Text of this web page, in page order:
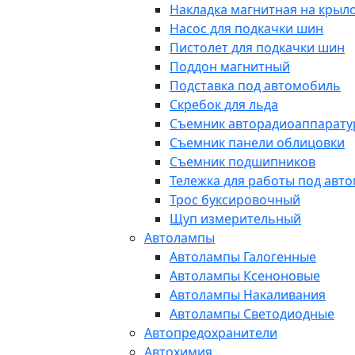
Накладка магнитная на
Насос для подкачки шин
Пистолет для подкачки шин
Поддон магнитный
Подставка под автомобиль
Скребок для льда
Съемник
Съемник панели облицовки
Съемник подшипников
Тележка для работы под
Трос буксировочный
Щуп измерительный
Автолампы
Автолампы Галогенные
Автолампы Ксеноновые
Автолампы Накаливания
Автолампы Светодиодные
Автопредохранители